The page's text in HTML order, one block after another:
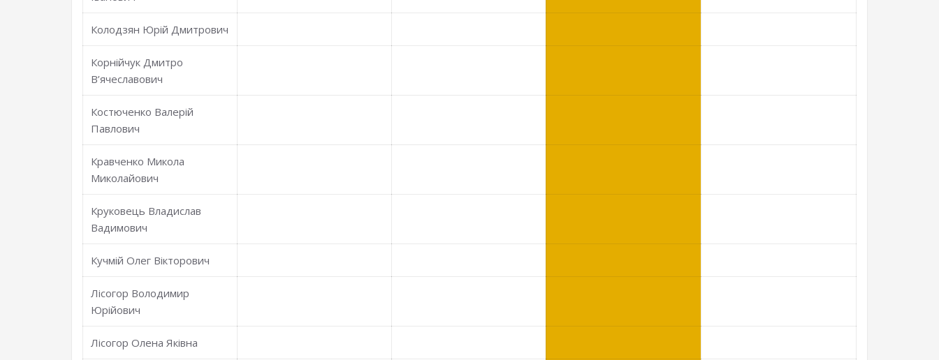
Колодзян Юрій Дмитрович
Корнійчук Дмитро
В’ячеславович
Костюченко Валерій
Павлович
Кравченко Микола
Миколайович
Круковець Владислав
Вадимович
Кучмій Олег Вікторович
Лісогор Володимир
Юрійович
Лісогор Олена Яківна